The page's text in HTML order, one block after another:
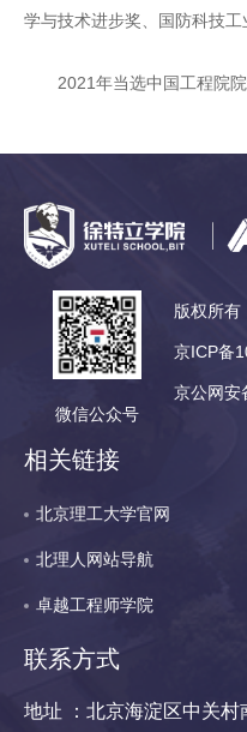
学与技术进步奖、国防科技工
2021年当选中国工程院院
微信公众号
版权所
京ICP备
京公网安
相关链接
北京理工大学官网
北理人网站导航
卓越工程师学院
联系方式
地址 ：北京海淀区中关村